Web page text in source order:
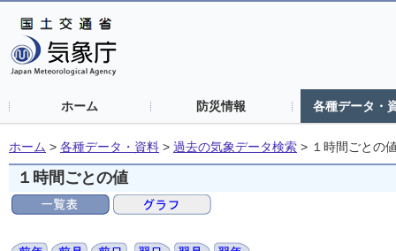
ホーム 防災情報 各種データ・
ホーム > 各種データ・資料 > 過去の気象データ検索 > １時間ごとの
１時間ごとの値